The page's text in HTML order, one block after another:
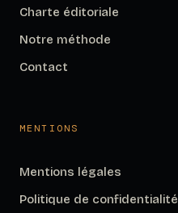
Charte éditoriale
Notre méthode
Contact
MENTIONS
Mentions légales
Politique de confidentialité